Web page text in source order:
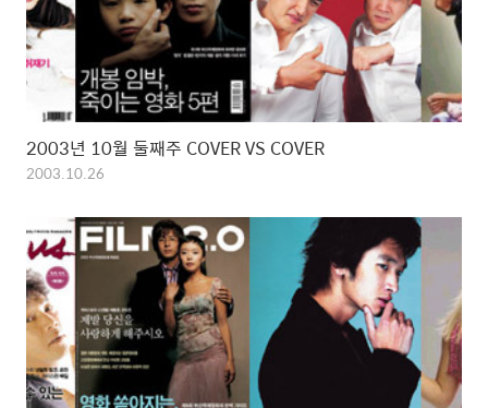
2003년 10월 둘째주 COVER VS COVER
2003.10.26